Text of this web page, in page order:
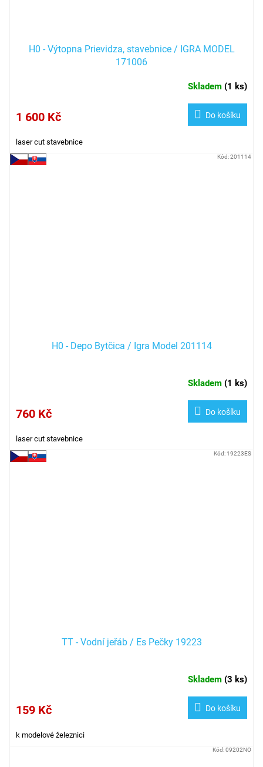
H0 - Výtopna Prievidza, stavebnice / IGRA MODEL
171006
Skladem (1 ks)
1 600 Kč Do košíku
laser cut stavebnice
H0 - Depo Bytčica / Igra Model 201114
Skladem (1 ks)
760 Kč Do košíku
laser cut stavebnice
Kód:201114
TT - Vodní jeřáb / Es Pečky 19223
Skladem (3 ks)
159 Kč Do košíku
k modelové železnici
Kód: 19223ES
Kód:09202NO